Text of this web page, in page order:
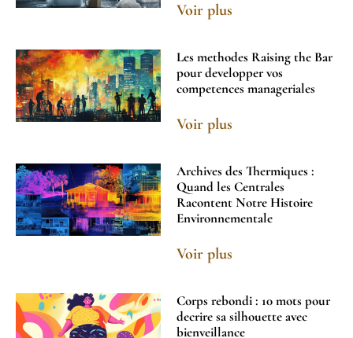
Voir plus
Les methodes Raising the Bar
pour developper vos
competences manageriales
Voir plus
Archives des Thermiques :
Quand les Centrales
Racontent Notre Histoire
Environnementale
Voir plus
Corps rebondi : 10 mots pour
decrire sa silhouette avec
bienveillance